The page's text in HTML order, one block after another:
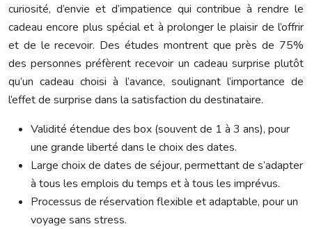
curiosité, d’envie et d’impatience qui contribue à rendre le
cadeau encore plus spécial et à prolonger le plaisir de l’offrir
et de le recevoir. Des études montrent que près de 75%
des personnes préfèrent recevoir un cadeau surprise plutôt
qu’un cadeau choisi à l’avance, soulignant l’importance de
l’effet de surprise dans la satisfaction du destinataire.
Validité étendue des box (souvent de 1 à 3 ans), pour
une grande liberté dans le choix des dates.
Large choix de dates de séjour, permettant de s’adapter
à tous les emplois du temps et à tous les imprévus.
Processus de réservation flexible et adaptable, pour un
voyage sans stress.